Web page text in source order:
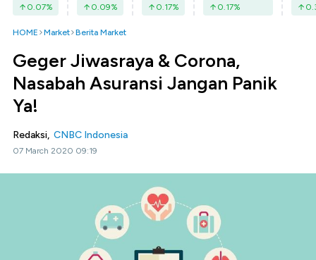
0.07% 0.09% 0.17% 0.17%
HOME Market Berita Market
Geger Jiwasraya & Corona,
Nasabah Asuransi Jangan Panik
Ya!
Redaksi, CNBC Indonesia
07 March 2020 09:19